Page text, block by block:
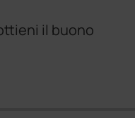
il buono